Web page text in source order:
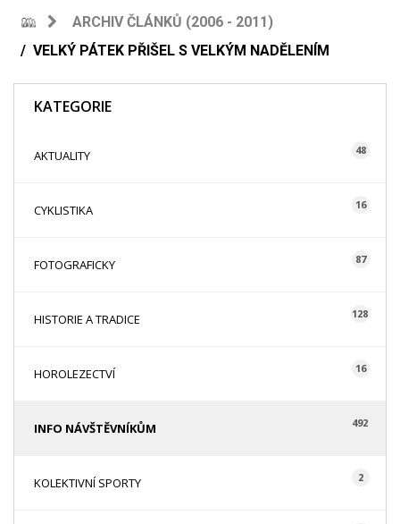
ARCHIV ČLÁNKŮ (2006 - 2011)
VELKÝ PÁTEK PŘIŠEL S VELKÝM NADĚLENÍM
KATEGORIE
AKTUALITY 48
CYKLISTIKA 16
FOTOGRAFICKY 87
HISTORIE A TRADICE 128
HOROLEZECTVÍ 16
INFO NÁVŠTĚVNÍKŮM 492
KOLEKTIVNÍ SPORTY 2